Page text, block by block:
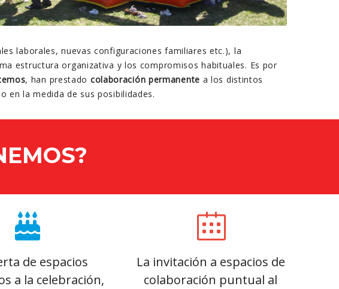
laborales, nuevas configuraciones familiares etc.), la
estructura organizativa y los compromisos habituales. Es por
, han prestado colaboración permanente a los distintos
en la medida de sus posibilidades.
de espacios
a la celebración,
La invitación a espacios de
colaboración puntual al